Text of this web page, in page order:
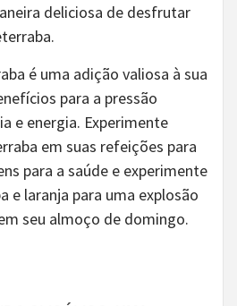
deliciosa de desfrutar
é uma adição valiosa à sua
para a pressão
e energia. Experimente
em suas refeições para
para a saúde e experimente
e laranja para uma explosão
seu almoço de domingo.